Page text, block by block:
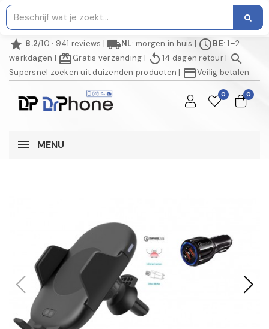
star 8.2/10 · 941 reviews | local_shippingNL: morgen in huis | scheduleBE: 1–2
werkdagen | redeemGratis verzending | replay 14 dagen retour| search
Supersnel zoeken uit duizenden producten | credit_cardVeilig betalen
0 0
MENU